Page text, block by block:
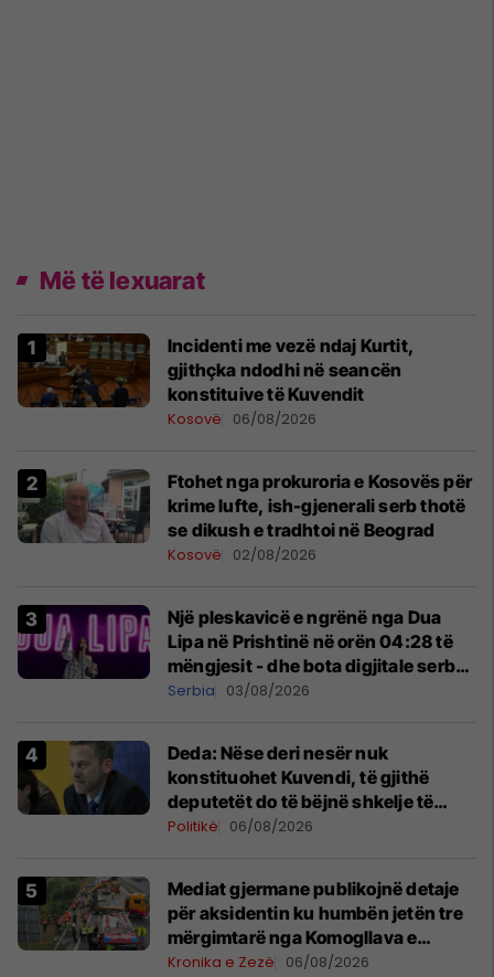
Më të lexuarat
Incidenti me vezë ndaj Kurtit,
gjithçka ndodhi në seancën
konstituive të Kuvendit
Kosovë 06/08/2026
Ftohet nga prokuroria e Kosovës për
krime lufte, ish-gjenerali serb thotë
se dikush e tradhtoi në Beograd
Kosovë 02/08/2026
Një pleskavicë e ngrënë nga Dua
Lipa në Prishtinë në orën 04:28 të
mëngjesit - dhe bota digjitale serbe
shpall gjendjen e luftës
Serbia 03/08/2026
Deda: Nëse deri nesër nuk
konstituohet Kuvendi, të gjithë
deputetët do të bëjnë shkelje të
rëndë kushtetuese
Politikë 06/08/2026
Mediat gjermane publikojnë detaje
për aksidentin ku humbën jetën tre
mërgimtarë nga Komogllava e
Ferizajt
Kronika e Zezë 06/08/2026